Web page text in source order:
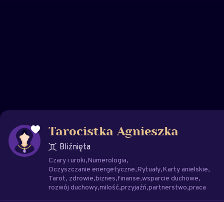
Tarocistka Agnieszka
Bliźnięta
Czary i uroki Numerologia
Oczyszczanie energetyczne Rytuały Karty anielskie
Tarot zdrowie biznes finanse wsparcie duchowe
rozwój duchowy milość przyjaźń partnerstwo praca